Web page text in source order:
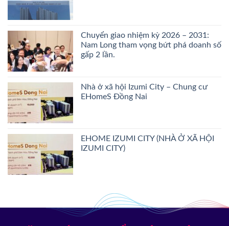
Chuyển giao nhiệm kỳ 2026 – 2031:
Nam Long tham vọng bứt phá doanh số
gấp 2 lần.
Nhà ở xã hội Izumi City – Chung cư
EHomeS Đồng Nai
EHOME IZUMI CITY (NHÀ Ở XÃ HỘI
IZUMI CITY)